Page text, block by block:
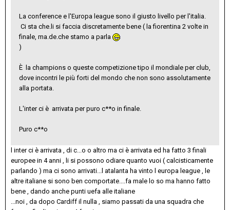
La conference e l'Europa league sono il giusto livello per l'italia.
Ci sta che.li si faccia discretamente bene ( la fiorentina 2 volte in
finale, ma.de.che stamo a parla
)
È la champions o queste competizione tipo il mondiale per club,
dove incontri le più forti del mondo che non sono assolutamente
alla portata.
L'inter ci è arrivata per puro c**o in finale.
Puro c**o
l inter ci è arrivata , di c...o o altro ma ci è arrivata ed ha fatto 3 finali
europee in 4 anni , li si possono odiare quanto vuoi ( calcisticamente
parlando ) ma ci sono arrivati...l atalanta ha vinto l europa league , le
altre italiane si sono ben comportate....fa male lo so ma hanno fatto
bene , dando anche punti uefa alle italiane
...noi , da dopo Cardiff il nulla , siamo passati da una squadra che